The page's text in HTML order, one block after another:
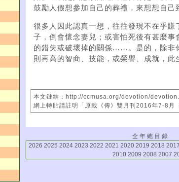
鼓勵人假想參加自己的葬禮，來想想自己
很多人因此認真一想，往往發現不在乎賺
子，倒會懷念妻兒；或害怕死後有甚麼事
的錯失或破壞掉的關係……。是的，除非
則再高的智商、技能，或榮譽、成就，此
本文鏈結：http://ccmusa.org/devotion/
網上轉貼請註明「原載《傳》雙月刊2016年7-8月
全 年 總 目 錄
2026 2025 2024 2023 2022 2021 2020 2019 2018 2017
2010 2009 2008 2007